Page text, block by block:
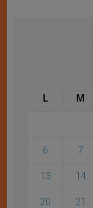
L M
6 7
13 14
20 21